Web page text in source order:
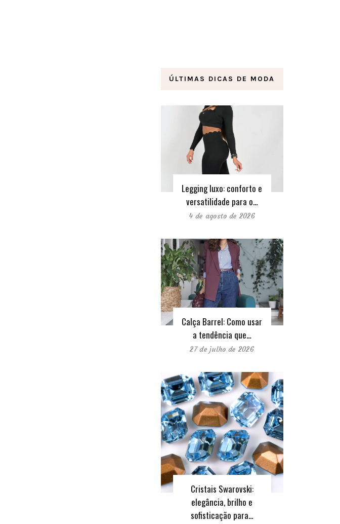
ÚLTIMAS DICAS DE MODA
Legging luxo: conforto e
versatilidade para o…
4 de agosto de 2026
Calça Barrel: Como usar
a tendência que…
27 de julho de 2026
Cristais Swarovski:
elegância, brilho e
sofisticação para…